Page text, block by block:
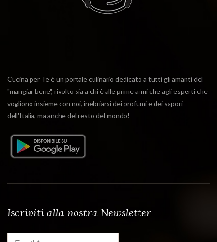
Cucina per Te è un portale culinario dedicato a tutti gli amanti del
"mangiar bene", rivolto sia a chi è alle prime armi che agli esperti che
vogliono insieme con noi, inebriarsi dei profumi e dei sapori
dell'Italia, ma anche del resto del mondo!
Iscriviti alla nostra Newsletter